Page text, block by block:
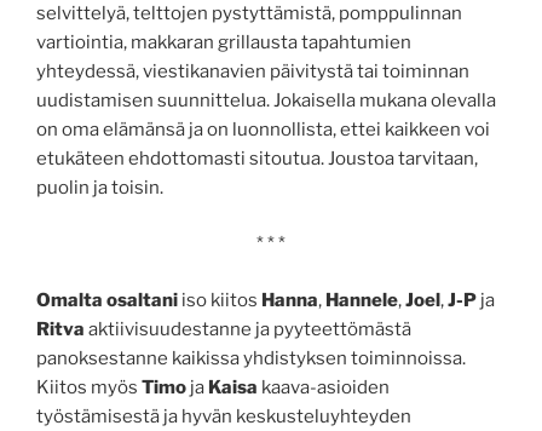
selvittelyä, telttojen pystyttämistä, pomppulinnan
vartiointia, makkaran grillausta tapahtumien
yhteydessä, viestikanavien päivitystä tai toiminnan
uudistamisen suunnittelua. Jokaisella mukana olevalla
on oma elämänsä ja on luonnollista, ettei kaikkeen voi
etukäteen ehdottomasti sitoutua. Joustoa tarvitaan,
puolin ja toisin.
* * *
Omalta osaltani iso kiitos Hanna, Hannele,Joel,J-P ja
Ritva aktiivisuudestanne ja pyyteettömästä
panoksestanne kaikissa yhdistyksen toiminnoissa.
Kiitos myös Timo ja Kaisa kaava-asioiden
työstämisestä ja hyvän keskusteluyhteyden